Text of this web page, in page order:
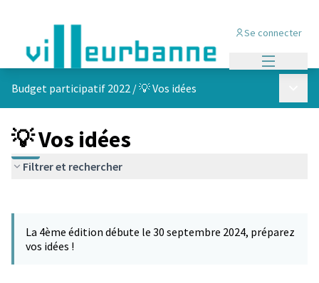
Se connecter
Budget participatif 2022 /💡 Vos idées
💡 Vos idées
Filtrer et rechercher
−
La 4ème édition débute le 30 septembre 2024, préparez
vos idées !